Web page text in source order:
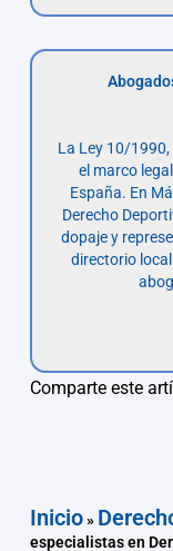
La Ley 10/1990,
el marco
España. En
Derecho
dopaje y
directorio
Comparte este
Inicio»
especialistas en